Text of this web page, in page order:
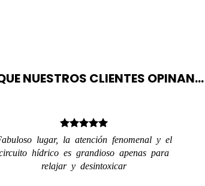
NUESTROS CLIENTES OPINAN...
lugar, la atención fenomenal y el
hídrico es grandioso apenas para
relajar y desintoxicar